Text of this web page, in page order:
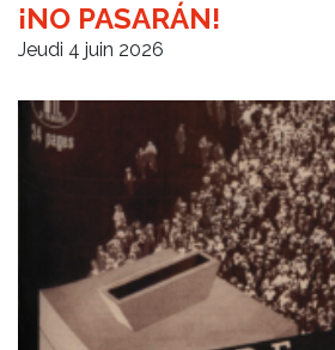
¡NO PASARÁN!
Jeudi 4 juin 2026